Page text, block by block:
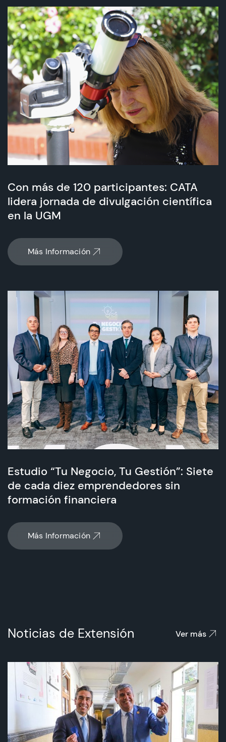
Con más de 120 participantes: CATA
lidera jornada de divulgación científica
en la UGM
Más Información
Estudio “Tu Negocio, Tu Gestión”: Siete
de cada diez emprendedores sin
formación financiera
Más Información
Noticias de Extensión Ver más